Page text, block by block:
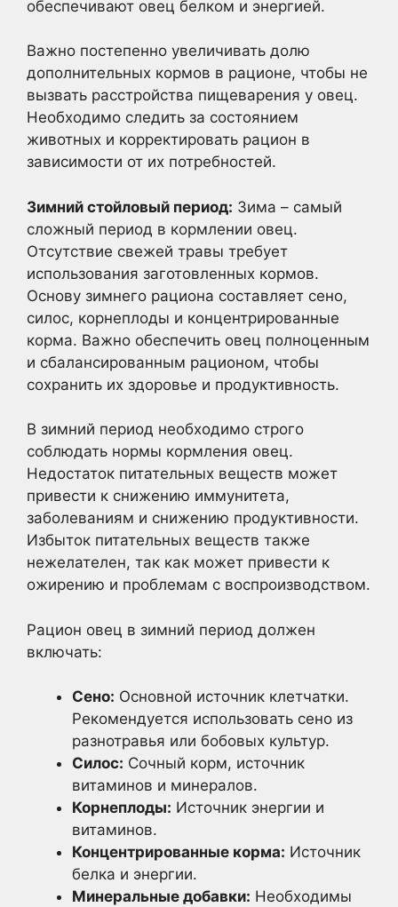
обеспечивают овец белком и энергией.
Важно постепенно увеличивать долю
дополнительных кормов в рационе, чтобы не
вызвать расстройства пищеварения у овец.
Необходимо следить за состоянием
животных и корректировать рацион в
зависимости от их потребностей.
Зимний стойловый период: Зима – самый
сложный период в кормлении овец.
Отсутствие свежей травы требует
использования заготовленных кормов.
Основу зимнего рациона составляет сено,
силос, корнеплоды и концентрированные
корма. Важно обеспечить овец полноценным
и сбалансированным рационом, чтобы
сохранить их здоровье и продуктивность.
В зимний период необходимо строго
соблюдать нормы кормления овец.
Недостаток питательных веществ может
привести к снижению иммунитета,
заболеваниям и снижению продуктивности.
Избыток питательных веществ также
нежелателен, так как может привести к
ожирению и проблемам с воспроизводством.
Рацион овец в зимний период должен
включать:
Сено: Основной источник клетчатки.
Рекомендуется использовать сено из
разнотравья или бобовых культур.
Силос: Сочный корм, источник
витаминов и минералов.
Корнеплоды: Источник энергии и
витаминов.
Концентрированные корма: Источник
белка и энергии.
Минеральные добавки: Необходимы